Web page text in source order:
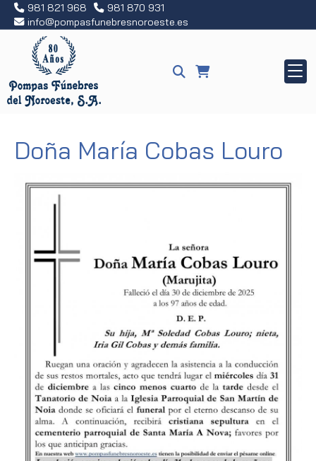
981 821 968
981 870 931
info
pompasfunebresnoroeste.es
Doña María Cobas Louro